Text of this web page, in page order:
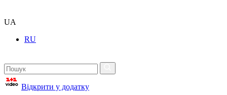
UA
RU
Відкрити у додатку